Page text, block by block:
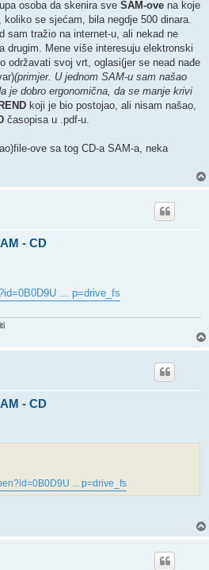
osoba da skenira sve SAM-ove na koje
se sjećam, bila negdje 500 dinara.
sam tražio na internet-u, ali nekad ne
drugim. Mene više interesuju elektronski
održavati svoj vrt, oglasi(jer se nead nađe
(primjer. U jednom SAM-u sam našao
je dobro ergonomična, da se manje krivi
koji je bio postojao, ali nisam našao,
časopisa u .pdf-u.
ove sa tog CD-a SAM-a, neka
- CD
... p=drive_fs
- CD
... p=drive_fs